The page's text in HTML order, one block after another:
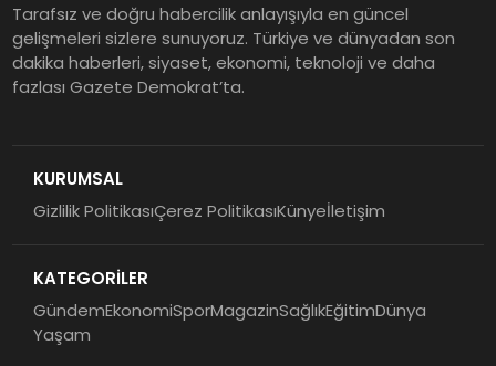
Tarafsız ve doğru habercilik anlayışıyla en güncel
gelişmeleri sizlere sunuyoruz. Türkiye ve dünyadan son
dakika haberleri, siyaset, ekonomi, teknoloji ve daha
fazlası Gazete Demokrat’ta.
KURUMSAL
Gizlilik PolitikasıÇerez PolitikasıKünyeİletişim
KATEGORİLER
GündemEkonomiSporMagazinSağlıkEğitimDünya
Yaşam